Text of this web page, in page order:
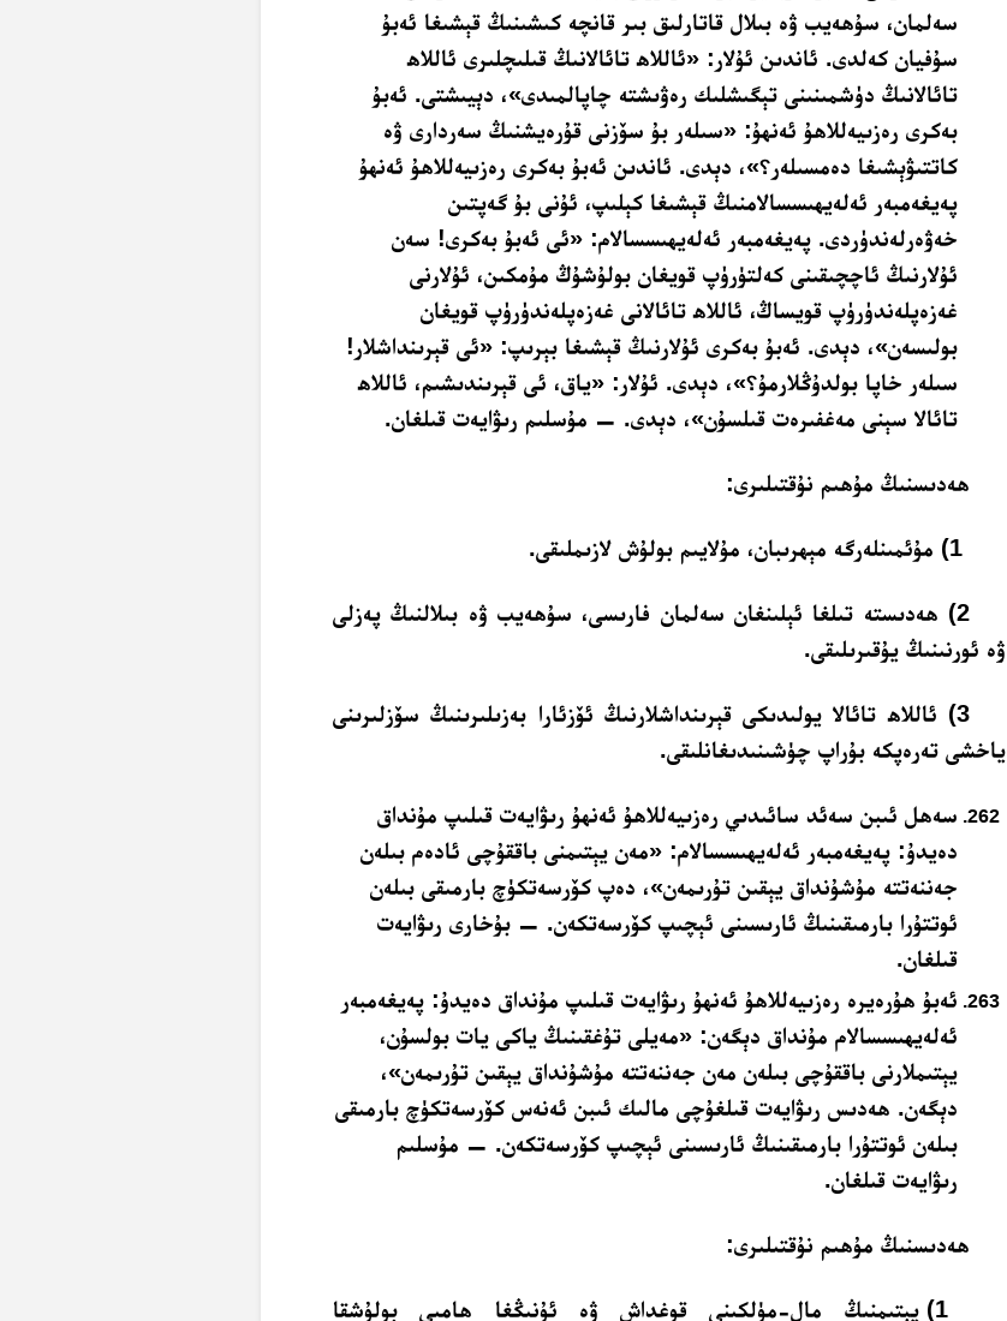
سەلمان، سۇھەيب ۋە بىلال قاتارلىق بىر قانچە كىشىنىڭ قېشىغا ئەبۇ
سۇفيان كەلدى. ئاندىن ئۇلار: «ئاللاھ تائالانىڭ قىلىچلىرى ئاللاھ
تائالانىڭ دۈشمىنىنى تېگىشلىك رەۋىشتە چاپالمىدى»، دېيىشتى. ئەبۇ
بەكرى رەزىيەللاھۇ ئەنھۇ: «سىلەر بۇ سۆزنى قۇرەيشنىڭ سەردارى ۋە
كاتتىۋېشىغا دەمسىلەر؟»، دېدى. ئاندىن ئەبۇ بەكرى رەزىيەللاھۇ ئەنھۇ
پەيغەمبەر ئەلەيھىسسالامنىڭ قېشىغا كېلىپ، ئۇنى بۇ گەپتىن
خەۋەرلەندۈردى. پەيغەمبەر ئەلەيھىسسالام: «ئى ئەبۇ بەكرى! سەن
ئۇلارنىڭ ئاچچىقىنى كەلتۈرۈپ قويغان بولۇشۇڭ مۇمكىن، ئۇلارنى
غەزەپلەندۈرۈپ قويساڭ، ئاللاھ تائالانى غەزەپلەندۈرۈپ قويغان
بولىسەن»، دېدى. ئەبۇ بەكرى ئۇلارنىڭ قېشىغا بېرىپ: «ئى قېرىنداشلار!
سىلەر خاپا بولدۇڭلارمۇ؟»، دېدى. ئۇلار: «ياق، ئى قېرىندىشىم، ئاللاھ
تائالا سېنى مەغفىرەت قىلسۇن»، دېدى. — مۇسلىم رىۋايەت قىلغان.
ھەدىسنىڭ مۇھىم نۇقتىلىرى:
2) ھەدىستە تىلغا ئېلىنغان سەلمان فارىسى، سۇھەيب ۋە بىلالنىڭ پەزلى
ۋە ئورنىنىڭ يۇقىرىلىقى.
3) ئاللاھ تائالا يولىدىكى قېرىنداشلارنىڭ ئۆزئارا بەزىلىرىنىڭ سۆزلىرىنى
ياخشى تەرەپكە بۇراپ چۈشىنىدىغانلىقى.
سەھل ئىبن سەئد سائىدىي رەزىيەللاھۇ ئەنھۇ رىۋايەت قىلىپ مۇنداق
دەيدۇ: پەيغەمبەر ئەلەيھىسسالام: «مەن يېتىمنى باققۇچى ئادەم بىلەن
جەننەتتە مۇشۇنداق يېقىن تۇرىمەن»، دەپ كۆرسەتكۈچ بارمىقى بىلەن
ئوتتۇرا بارمىقىنىڭ ئارىسىنى ئېچىپ كۆرسەتكەن. — بۇخارى رىۋايەت
قىلغان.
ئەبۇ ھۇرەيرە رەزىيەللاھۇ ئەنھۇ رىۋايەت قىلىپ مۇنداق دەيدۇ: پەيغەمبەر
ئەلەيھىسسالام مۇنداق دېگەن: «مەيلى تۇغقىنىڭ ياكى يات بولسۇن،
يېتىملارنى باققۇچى بىلەن مەن جەننەتتە مۇشۇنداق يېقىن تۇرىمەن»،
دېگەن. ھەدىس رىۋايەت قىلغۇچى مالىك ئىبن ئەنەس كۆرسەتكۈچ بارمىقى
بىلەن ئوتتۇرا بارمىقىنىڭ ئارىسىنى ئېچىپ كۆرسەتكەن. — مۇسلىم
رىۋايەت قىلغان.
ھەدىسنىڭ مۇھىم نۇقتىلىرى:
1) يېتىمنىڭ مال-مۈلكىنى قوغداش ۋە ئۇنىڭغا ھامىي بولۇشقا